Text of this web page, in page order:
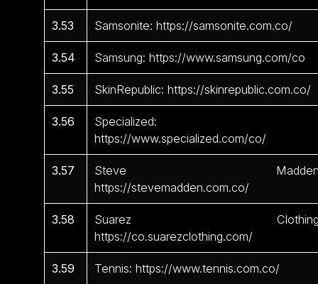
3.53 Samsonite: https://samsonite.com.co/
3.54 Samsung: https://www.samsung.com/co
3.55 SkinRepublic: https://skinrepublic.com.co/
3.56
Specialized:
https://www.specialized.com/co/
3.57
Steve
https://stevemadden.com.co/
3.58
Suarez
https://co.suarezclothing.com/
3.59 Tennis: https://www.tennis.com.co/